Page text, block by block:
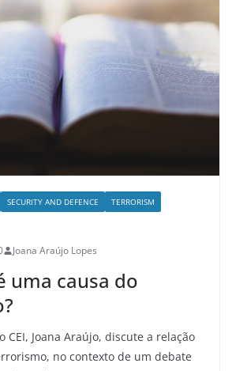
SECURITY AND DEFENCE
TERRORISM
Joana Araújo Lopes
uma causa do
CEI, Joana Araújo, discute a relação
no contexto de um debate